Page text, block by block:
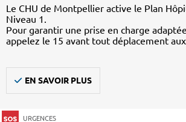
Le CHU de Montpellier active le Plan
Niveau 1.
Pour garantir une prise en charge
appelez le 15 avant tout déplacement
EN SAVOIR PLUS
URGENCES